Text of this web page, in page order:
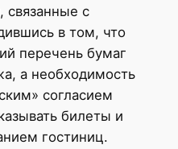
связанные с
в том, что
перечень бумаг
а необходимость
согласием
билеты и
гостиниц.